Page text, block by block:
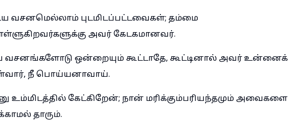
வசனமெல்லாம் புடமிடப்பட்டவைகள்; தம்மை
அவர் கேடகமானவர்.
வசனங்களோடு ஒன்றையும் கூட்டாதே, கூட்டினால் அவர் உன்னைக்
நீ பொய்யனாவாய்.
உம்மிடத்தில் கேட்கிறேன்; நான் மரிக்கும்பரியந்தமும் அவைகளை
தாரும்.